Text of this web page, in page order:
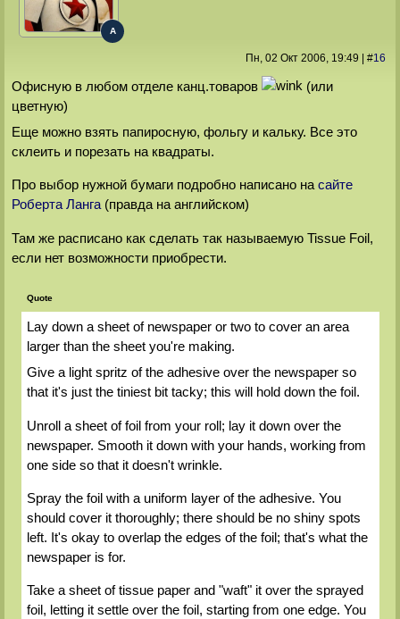
A
Пн, 02 Окт 2006, 19:49 #16
Офисную в любом отделе канц.товаров
(или
цветную)
Еще можно взять папиросную, фольгу и кальку. Все это
склеить и порезать на квадраты.
Про выбор нужной бумаги подробно написано насайте
Роберта Ланга(правда на английском)
Там же расписано как сделать так называемую Tissue Foil,
если нет возможности приобрести.
Quote
Lay down a sheet of newspaper or two to cover an area
larger than the sheet you're making.
Give a light spritz of the adhesive over the newspaper so
that it's just the tiniest bit tacky; this will hold down the foil.
Unroll a sheet of foil from your roll; lay it down over the
newspaper. Smooth it down with your hands, working from
one side so that it doesn't wrinkle.
Spray the foil with a uniform layer of the adhesive. You
should cover it thoroughly; there should be no shiny spots
left. It's okay to overlap the edges of the foil; that's what the
newspaper is for.
Take a sheet of tissue paper and "waft" it over the sprayed
foil, letting it settle over the foil, starting from one edge. You